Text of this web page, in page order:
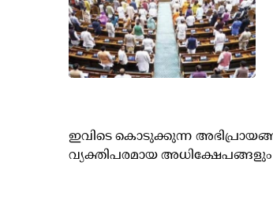
ഇവിടെ കൊടുക്കുന്ന
വ്യക്തിപരമായ